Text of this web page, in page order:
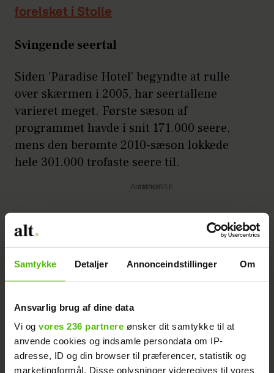
Samtykke Detaljer Annonceindstillinger Om
Ansvarlig brug af dine data
Vi og vores 236 partnere ønsker dit samtykke til at
anvende cookies og indsamle persondata om IP-
adresse, ID og din browser til præferencer, statistik og
marketingformål. Disse oplysninger videregives til vores
forelsket i Stolle
Svingende seertal
Siden 'Paradise Hotel' begyndte at rulle
over skærmen i 2005, har seertallene
varieret meget. Første sæson af
programmet havde i snit 171.000 seere,
mens den berømte 2010-sæson lokkede
hele 301.000 trofaste seere til.
Annonce
- Seertallene i denne sæson er lavere end
sidste sæson, men de (red. seertallene)
sidste uger har de jo ligget fint mellem
180.000 og 200.000 seere per program, så